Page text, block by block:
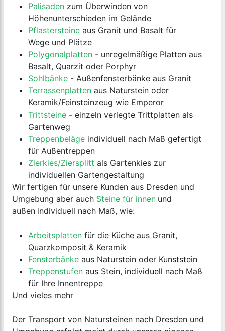
Palisaden zum Überwinden von
Höhenunterschieden im Gelände
Pflastersteine aus Granit und Basalt für
Wege und Plätze
Polygonalplatten - unregelmäßige Platten aus
Basalt, Quarzit oder Porphyr
Sohlbänke - Außenfensterbänke aus Granit
Terrassenplatten aus Naturstein oder
Keramik/Feinsteinzeug wie Emperor
Trittsteine - einzeln verlegte Trittplatten als
Gartenweg
Treppenbeläge individuell nach Maß gefertigt
für Außentreppen
Zierkies/Ziersplitt als Gartenkies zur
individuellen Gartengestaltung
Wir fertigen für unsere Kunden aus Dresden und
Umgebung aber auch Steine für innen und
außen individuell nach Maß, wie:
Arbeitsplatten für die Küche aus Granit,
Quarzkomposit & Keramik
Fensterbänke aus Naturstein oder Kunststein
Treppenstufen aus Stein, individuell nach Maß
für Ihre Innentreppe
Und vieles mehr
Der Transport von Natursteinen nach Dresden und